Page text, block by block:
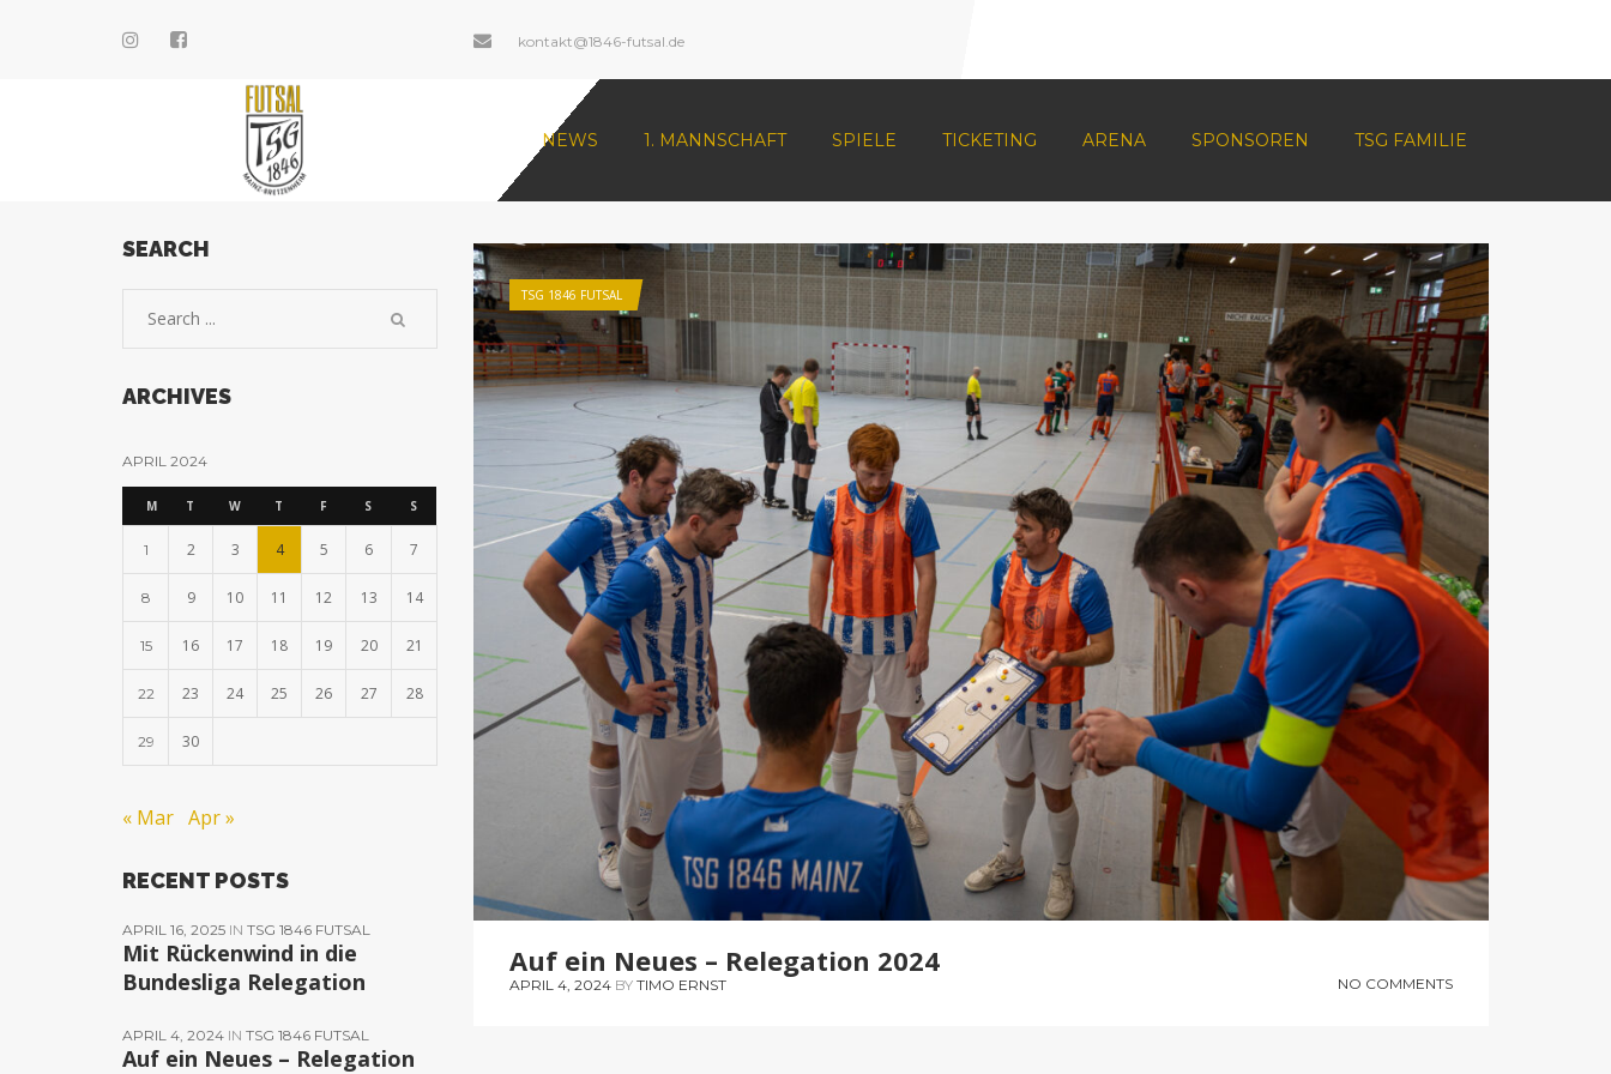
kontakt@1846-futsal.de
NEWS 1. MANNSCHAFT SPIELE TICKETING ARENA SPONSOREN TSG FAMILIE
TSG 1846 FUTSAL
Auf ein Neues – Relegation 2024
APRIL 4, 2024BY TIMO ERNST NO COMMENTS
SEARCH
ARCHIVES
APRIL 2024
M T W T F S S
1 2 3 4 5 6 7
8 9 10 11 12 13 14
15 16 17 18 19 20 21
22 23 24 25 26 27 28
29 30
« Mar Apr »
RECENT POSTS
APRIL 16, 2025 IN TSG 1846 FUTSAL
Mit Rückenwind in die
Bundesliga Relegation
APRIL 4, 2024 IN TSG 1846 FUTSAL
Auf ein Neues – Relegation